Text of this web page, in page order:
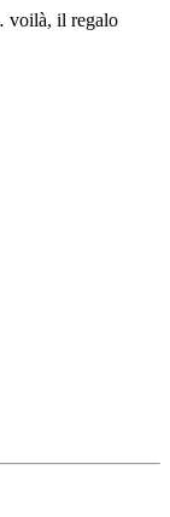
voilà, il regalo